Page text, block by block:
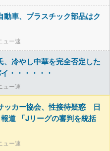
動車、プラスチック部品はク
ュー速
、冷やし中華を完全否定した
・・・・・・
ュー速
ッカー協会、性接待疑惑 日
道 「Jリーグの審判を統括
ュー速